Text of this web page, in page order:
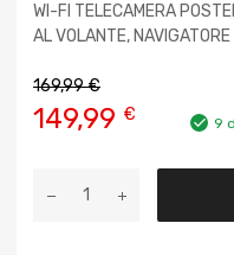
WI-FI TELECAMERA
AL VOLANTE,
169,99€
149,99 € 9